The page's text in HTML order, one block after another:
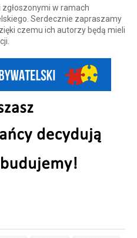
w ramach
Serdecznie zapraszamy
czemu ich autorzy będą mieli